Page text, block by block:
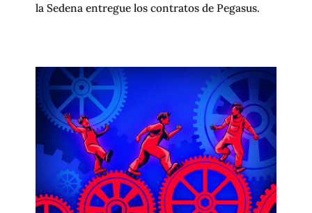
la Sedena entregue los contratos de Pegasus.